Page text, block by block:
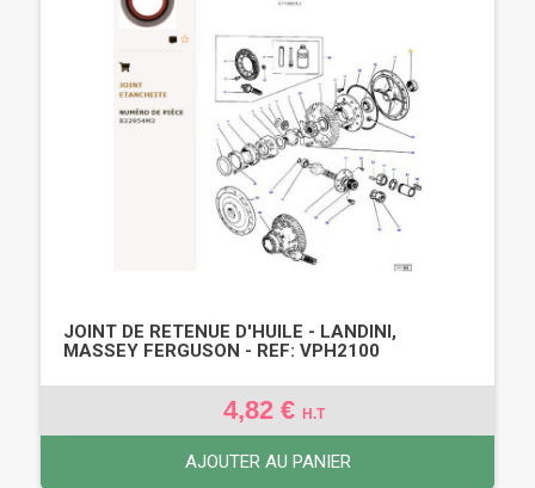
JOINT DE RETENUE D'HUILE - LANDINI,
MASSEY FERGUSON - REF: VPH2100
4,82 € H.T
AJOUTER AU PANIER